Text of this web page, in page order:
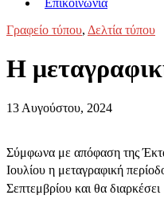
Επικοινωνία
Γραφείο τύπου, Δελτία τύπου
Η
13 Αυγούστου, 2024
Σύμφωνα με απόφαση της
Ιουλίου η μεταγραφική
Σεπτεμβρίου και θα